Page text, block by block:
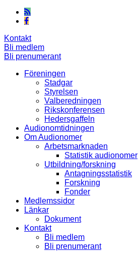
Kontakt
Bli medlem
Bli prenumerant
Föreningen
Stadgar
Styrelsen
Valberedningen
Rikskonferensen
Hedersgaffeln
Audionomtidningen
Om Audionomer
Arbetsmarknaden
Statistik audionomer
Utbildning/forskning
Antagningsstatistik
Forskning
Fonder
Medlemssidor
Länkar
Dokument
Kontakt
Bli medlem
Bli prenumerant